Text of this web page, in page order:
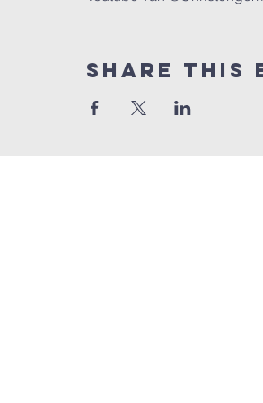
Share this